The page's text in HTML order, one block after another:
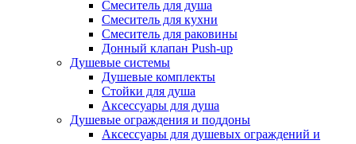
Смеситель для душа
Смеситель для кухни
Смеситель для раковины
Донный клапан Push-up
Душевые системы
Душевые комплекты
Стойки для душа
Аксессуары для душа
Душевые ограждения и поддоны
Аксессуары для душевых ограждений и